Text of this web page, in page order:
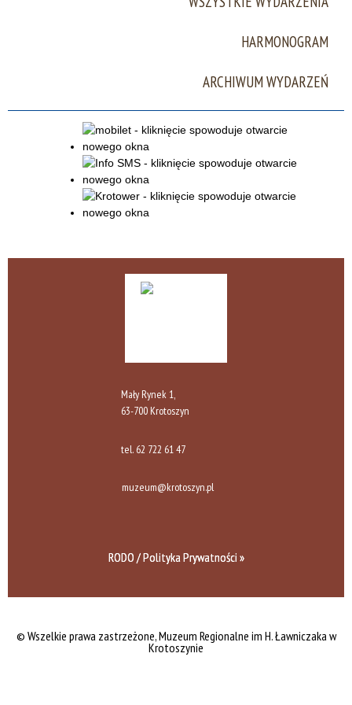
Promowane
HARMONOGRAM
ARCHIWUM WYDARZEŃ
Mały Rynek 1,
63-700 Krotoszyn
tel. 62 722 61 47
muzeum@krotoszyn.pl
RODO / Polityka Prywatności »
© Wszelkie prawa zastrzeżone,Muzeum Regionalne im H. Ławniczaka w
Krotoszynie